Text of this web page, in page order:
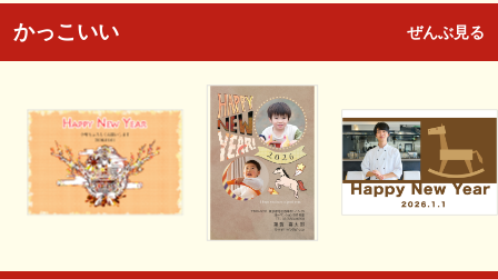
かっこいい ぜんぶ見る